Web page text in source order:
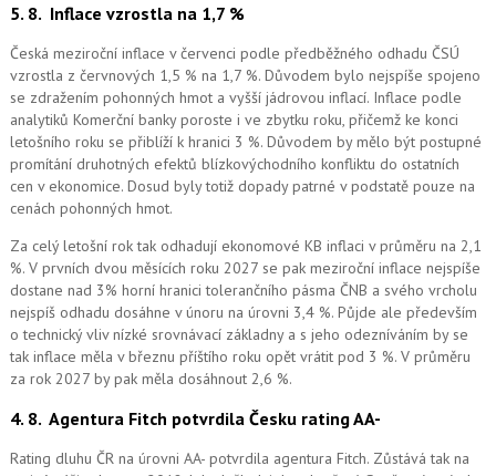
5. 8. Inflace vzrostla na 1,7 %
Česká meziroční inflace v červenci podle předběžného odhadu ČSÚ
vzrostla z červnových 1,5 % na 1,7 %. Důvodem bylo nejspíše spojeno
se zdražením pohonných hmot a vyšší jádrovou inflací. Inflace podle
analytiků Komerční banky poroste i ve zbytku roku, přičemž ke konci
letošního roku se přiblíží k hranici 3 %. Důvodem by mělo být postupné
promítání druhotných efektů blízkovýchodního konfliktu do ostatních
cen v ekonomice. Dosud byly totiž dopady patrné v podstatě pouze na
cenách pohonných hmot.
Za celý letošní rok tak odhadují ekonomové KB inflaci v průměru na 2,1
%. V prvních dvou měsících roku 2027 se pak meziroční inflace nejspíše
dostane nad 3% horní hranici tolerančního pásma ČNB a svého vrcholu
nejspíš odhadu dosáhne v únoru na úrovni 3,4 %. Půjde ale především
o technický vliv nízké srovnávací základny a s jeho odezníváním by se
tak inflace měla v březnu příštího roku opět vrátit pod 3 %. V průměru
za rok 2027 by pak měla dosáhnout 2,6 %.
4. 8. Agentura Fitch potvrdila Česku rating AA-
Rating dluhu ČR na úrovni AA- potvrdila agentura Fitch. Zůstává tak na